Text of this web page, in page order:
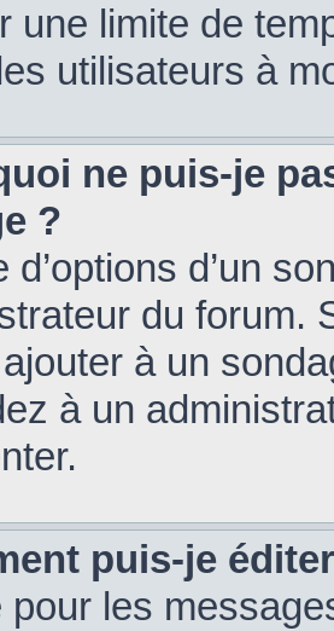
une limite de
utilisateurs à
ne puis-je
?
d’options d’un
du forum.
à un
à un
puis-je
pour les